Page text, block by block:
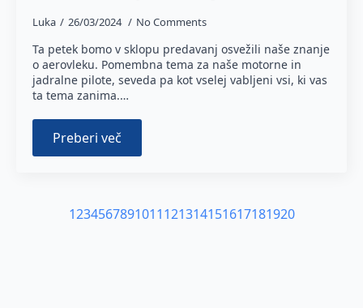
Luka 26/03/2024 No Comments
Ta petek bomo v sklopu predavanj osvežili naše znanje
o aerovleku. Pomembna tema za naše motorne in
jadralne pilote, seveda pa kot vselej vabljeni vsi, ki vas
ta tema zanima.…
Preberi več
1234567891011121314151617181920